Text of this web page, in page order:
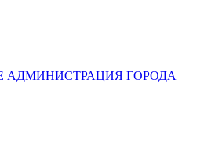
АДМИНИСТРАЦИЯ ГОРОДА